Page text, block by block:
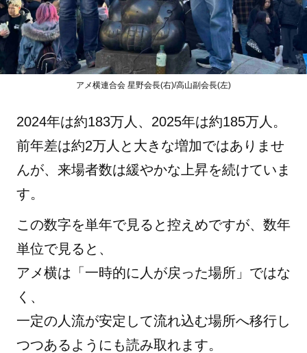
アメ横連合会 星野会長(右)/高山副会長(左)
2024年は約183万人、2025年は約185万人。
前年差は約2万人と大きな増加ではありませ
んが、来場者数は緩やかな上昇を続けていま
す。
この数字を単年で見ると控えめですが、数年
単位で見ると、
アメ横は「一時的に人が戻った場所」ではな
く、
一定の人流が安定して流れ込む場所へ移行し
つつあるようにも読み取れます。